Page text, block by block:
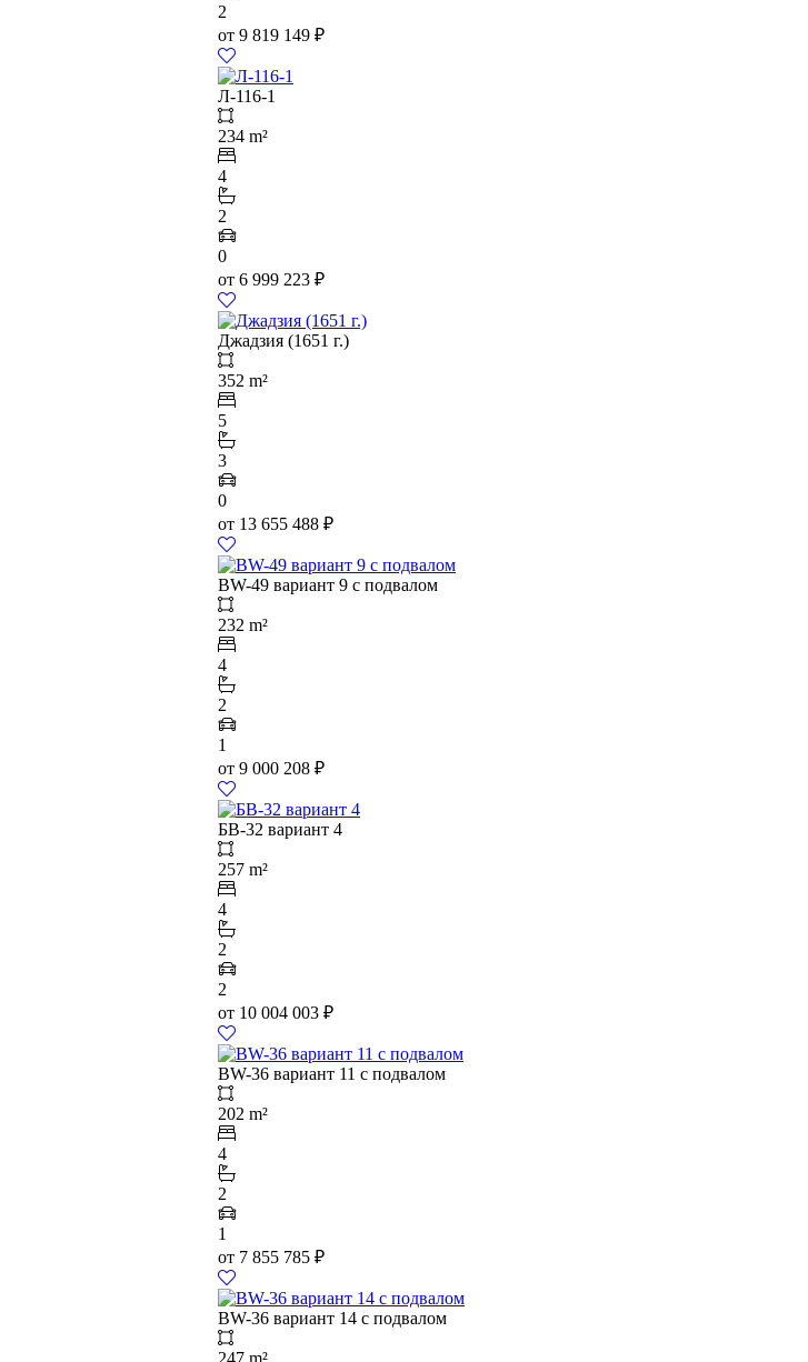
2
от 9 819 149 ₽
Л-116-1
234 m²
4
2
0
от 6 999 223 ₽
Джадзия (1651 г.)
352 m²
5
3
0
от 13 655 488 ₽
BW-49 вариант 9 с подвалом
232 m²
4
2
1
от 9 000 208 ₽
БВ-32 вариант 4
257 m²
4
2
2
от 10 004 003 ₽
BW-36 вариант 11 с подвалом
202 m²
4
2
1
от 7 855 785 ₽
BW-36 вариант 14 с подвалом
247 m²